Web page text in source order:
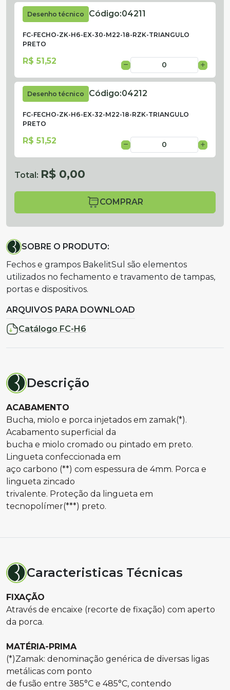
Desenho técnico Código:04211
FC-FECHO-ZK-H6-EX-30-M22-18-RZK-TRIANGULO
PRETO
R$ 51,52
Desenho técnico Código:04212
FC-FECHO-ZK-H6-EX-32-M22-18-RZK-TRIANGULO
PRETO
R$ 51,52
Total: R$ 0,00
COMPRAR
SOBRE O PRODUTO:
Fechos e grampos BakelitSul são elementos
utilizados no fechamento e travamento de tampas,
portas e dispositivos.
ARQUIVOS PARA DOWNLOAD
Catálogo FC-H6
Descrição
ACABAMENTO
Bucha, miolo e porca injetados em zamak(*).
Acabamento superficial da
bucha e miolo cromado ou pintado em preto.
Lingueta confeccionada em
aço carbono (**) com espessura de 4mm. Porca e
lingueta zincado
trivalente. Proteção da lingueta em
tecnopolímer(***) preto.
Caracteristicas Técnicas
FIXAÇÃO
Através de encaixe (recorte de fixação) com aperto
da porca.
MATÉRIA-PRIMA
(*)Zamak: denominação genérica de diversas ligas
metálicas com ponto
de fusão entre 385°C e 485°C, contendo